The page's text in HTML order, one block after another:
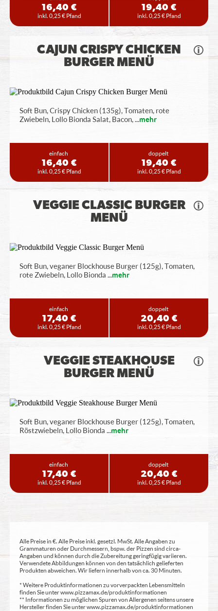
16,40 €
inkl. 0,25 € Pfand
19,40 €
inkl. 0,25 € Pfand
CAJUN CRISPY CHICKEN
BURGER MENÜ
Soft Bun, Crispy Chicken (135g), Tomaten, rote
Zwiebeln, Lollo Bionda Salat, Bacon,...mehr
einfach
16,40 €
inkl. 0,25 € Pfand
doppelt
19,40 €
inkl. 0,25 € Pfand
VEGGIE CLASSIC BURGER
MENÜ
Soft Bun, veganer Blockhouse Burger (125g), Tomaten,
rote Zwiebeln, Lollo Bionda ...mehr
einfach
17,40 €
inkl. 0,25 € Pfand
doppelt
20,40 €
inkl. 0,25 € Pfand
VEGGIE STEAKHOUSE
BURGER MENÜ
Soft Bun, veganer Blockhouse Burger (125g), Tomaten,
Röstzwiebeln, Lollo Bionda ...mehr
einfach
17,40 €
inkl. 0,25 € Pfand
doppelt
20,40 €
inkl. 0,25 € Pfand
Alle Preise in €. Alle Preise inkl. gesetzl. MwSt. Alle Angaben zu
Grammaturen oder Durchmessern, bspw. der Pizzen sind circa-
Angaben und können durch die Zubereitung geringfügig variieren.
Verwendete Abbildungen können von den tatsächlich gelieferten
Produkten abweichen. Wir liefern innerhalb von ca. 30 Minuten.
* Weitere Produktinformationen zu vorverpackten Lebensmitteln
finden Sie unter www.pizzamax.de/produktinformationen
** Informationen zu möglichen Spuren von Allergenen seitens unsere
Hersteller finden Sie unter www.pizzamax.de/produktinformationen